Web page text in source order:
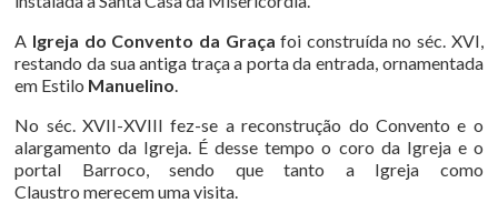
A Igreja do Convento da Graça foi construída no séc. XVI,
restando da sua antiga traça a porta da entrada, ornamentada
em Estilo Manuelino
No séc. XVII-XVIII fez-se a reconstrução do Convento e o
alargamento da Igreja. É desse tempo o coro da Igreja e o
portal Barroco, sendo que tanto a Igreja como
Claustro merecem uma visita.